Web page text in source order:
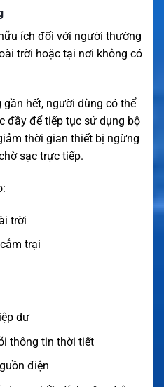
ích đối với người thường
trời hoặc tại nơi không có
hết, người dùng có thể
đầy để tiếp tục sử dụng bộ
thời gian thiết bị ngừng
sạc trực tiếp.
trời
trại
dư
thông tin thời tiết
điện